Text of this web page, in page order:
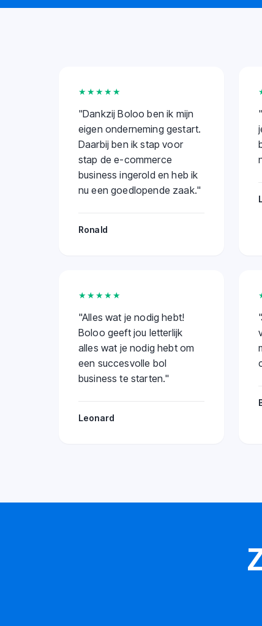
★★★★★
"Dankzij Boloo ben ik mijn
eigen onderneming gestart.
Daarbij ben ik stap voor
stap de e-commerce
business ingerold en heb ik
nu een goedlopende zaak."
Ronald
★★★★★
"Alles wat je nodig hebt!
Boloo geeft jou letterlijk
alles wat je nodig hebt om
een succesvolle bol
business te starten."
Leonard
"